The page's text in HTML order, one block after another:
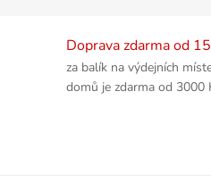
Doprava zdarma od
za balík na výdejních
domů je zdarma od 3000